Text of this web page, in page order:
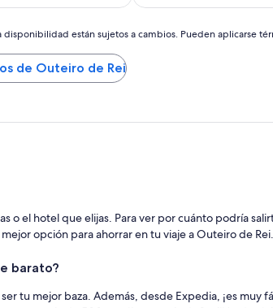
72 €
están sujetos a cambios. Pueden aplicarse
de Outeiro de Rei
o el hotel que elijas. Para ver por cuánto podría
opción para ahorrar en tu viaje a Outeiro de Rei.
barato?
tu mejor baza. Además, desde Expedia, ¡es muy